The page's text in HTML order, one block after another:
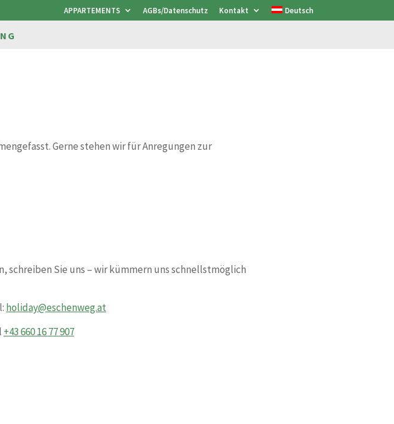
APPARTEMENTS AGBs/Datenschutz Kontakt Deutsch
Gerne stehen wir für Anregungen zur
schreiben Sie uns – wir kümmern uns schnellstmöglich
holiday@eschenweg.at
+43 660 16 77 907